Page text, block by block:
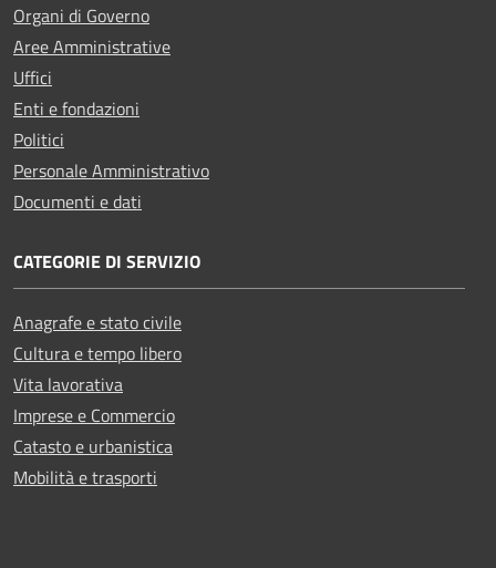
Organi di Governo
Aree Amministrative
Uffici
Enti e fondazioni
Politici
Personale Amministrativo
Documenti e dati
CATEGORIE DI SERVIZIO
Anagrafe e stato civile
Cultura e tempo libero
Vita lavorativa
Imprese e Commercio
Catasto e urbanistica
Mobilità e trasporti